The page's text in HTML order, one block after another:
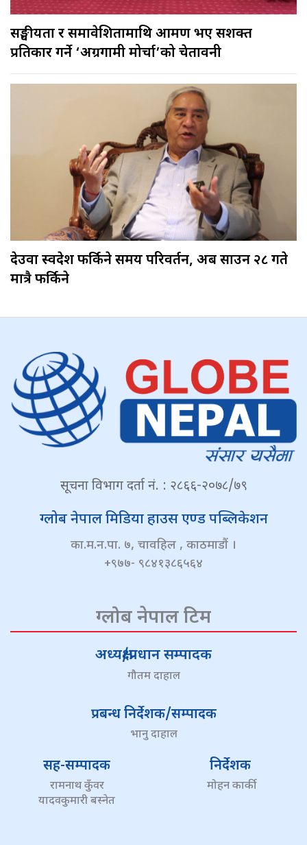
सङ्घीयता र समावेशितामाथि आक्रमण भए सशक्त
प्रतिकार गर्ने ‘अग्रगामी मोर्चा’को चेतावनी
देउवा स्वदेश फर्किने समय परिवर्तन, अब साउन २८ गते
मात्रै फर्किने
सूचना विभाग दर्ता नं. : २८६६-२०७८/७९
ग्लोब नेपाल मिडिया हाउस एण्ड पब्लिकेशन
का.म.न.पा. ७, चावहिल , काठमाडौं ।
+९७७- ९८४१३८६५६४
ग्लोब नेपाल टिम
अध्यक्ष/प्रधान सम्पादक
गौतम दाहाल
प्रबन्ध निर्देशक/सम्पादक
भानु दाहाल
सह-सम्पादक
रामनाथ कुँवर
यादवकुमारी बस्नेत
निर्देशक
मोहन कार्की